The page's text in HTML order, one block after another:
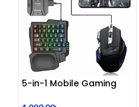
5-in-1 Mobile Gaming